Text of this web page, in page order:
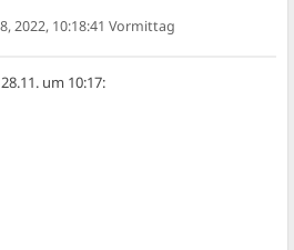
2022, 10:18:41 Vormittag
um 10:17: